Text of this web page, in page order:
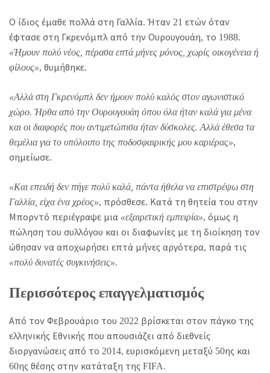
Ο ίδιος έμαθε πολλά στη Γαλλία. Ήταν 21 ετών όταν
έφτασε στη Γκρενόμπλ από την Ουρουγουάη, το 1988.
«Ήμουν πολύ νέος, πέρασα επτά μήνες μόνος, χωρίς οικογένεια ή
φίλους», θυμήθηκε.
«Αλλά στη Γκρενόμπλ δεν ήμουν πολύ καλός στον αγωνιστικό
χώρο. Ήρθα από την Ουρουγουάη όπου όλα ήταν καλά για μένα
και οι διαφορές που αντιμετώπισα ήταν δύσκολες. Αλλά έθεσα τα
θεμέλια για το υπόλοιπο της ποδοσφαιρικής μου καριέρας»,
σημείωσε.
«Και επειδή δεν πήγε πολύ καλά, πάντα ήθελα να επιστρέψω στη
Γαλλία, είχα ένα χρέος», πρόσθεσε. Κατά τη θητεία του στην
Μπορντό περιέγραψε μια «εξαιρετική εμπειρία», όμως η
πώληση του συλλόγου και οι διαφωνίες με τη διοίκηση τον
ώθησαν να αποχωρήσει επτά μήνες αργότερα, παρά τις
«πολύ δυνατές συγκινήσεις».
Περισσότερος επαγγελματισμός
Από τον Φεβρουάριο του 2022 βρίσκεται στον πάγκο της
ελληνικής Εθνικής που απουσιάζει από διεθνείς
διοργανώσεις από το 2014, ευρισκόμενη μεταξύ 50ης και
60ης θέσης στην κατάταξη της FIFA.